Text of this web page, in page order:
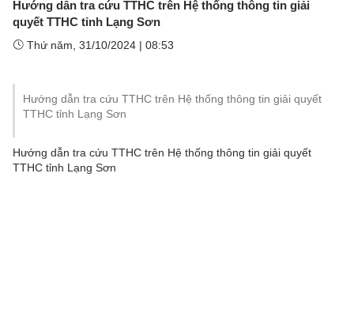
Hướng dẫn tra cứu TTHC trên Hệ thống thông tin giải
quyết TTHC tỉnh Lạng Sơn
Thứ năm, 31/10/2024 | 08:53
Hướng dẫn tra cứu TTHC trên Hệ thống thông tin giải quyết
TTHC tỉnh Lạng Sơn
Hướng dẫn tra cứu TTHC trên Hệ thống thông tin giải quyết
TTHC tỉnh Lạng Sơn